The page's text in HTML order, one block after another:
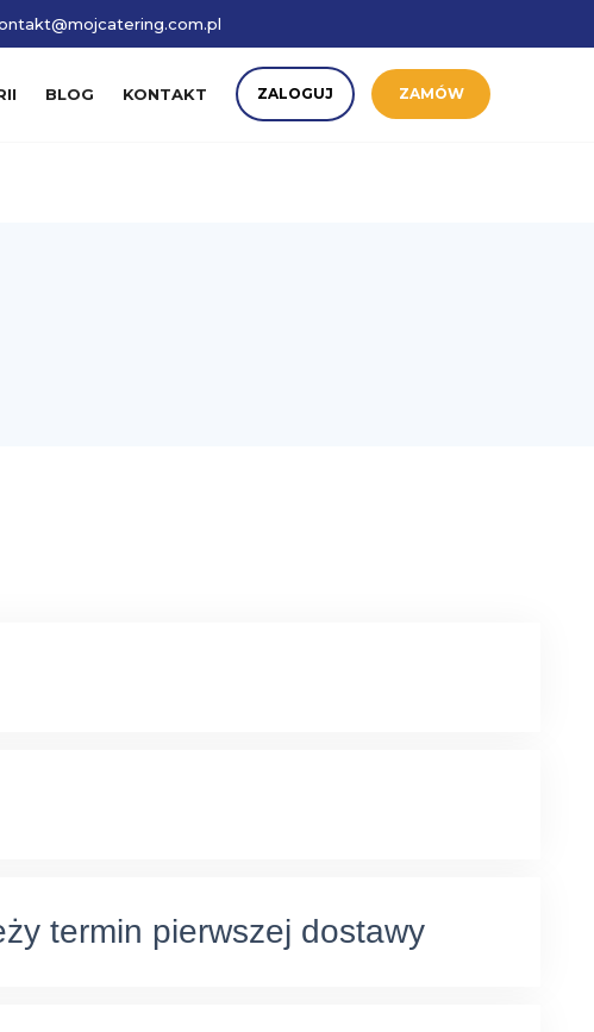
BLOG KONTAKT ZALOGUJ ZAMÓW
termin pierwszej dostawy